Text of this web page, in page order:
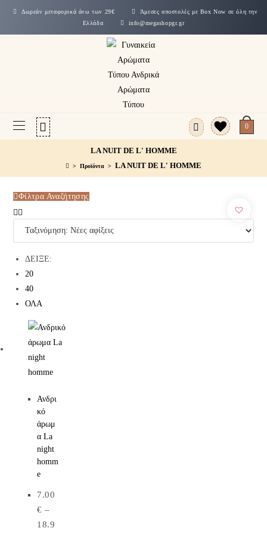
Δωρεάν μεταφορικά άνω των 29€
Άμεσες αποστολές με Box Now σε όλη την
Ελλάδα
info@megashopgr.gr
0
LA NUIT DE L' HOMME
> Προϊόντα > LA NUIT DE L' HOMME
Φίλτρα Αναζήτησης
ΔΕΙΞΕ:
20
40
ΟΛΑ
Ανδρι
κό
άρωμ
α La
night
homm
e
7.00
€ –
18.9